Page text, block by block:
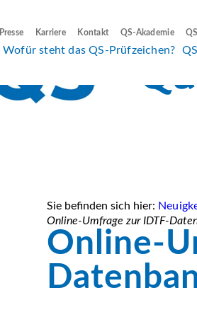
Presse Karriere Kontakt QS-Akademie
Wofür steht das QS-Prüfzeichen?
Sie befinden sich hier:
Online-Umfrage zur IDTF-
Online-